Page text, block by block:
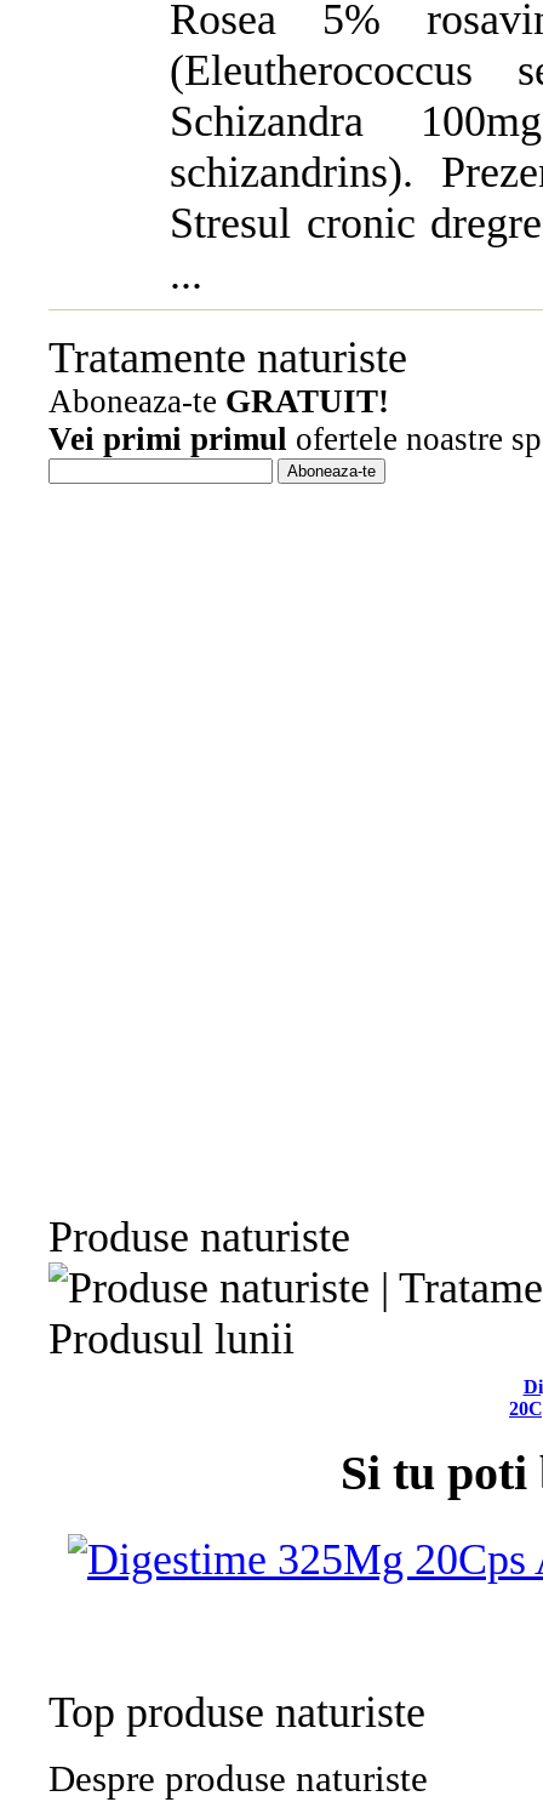
Rosea 5%
(Eleutherococcus
Schizandra
schizandrins).
Stresul cronic
...
Tratamente naturiste
Aboneaza-te GRATUIT!
Vei primi primul ofertele noastre
Produse naturiste
Produsul lunii
Si tu poti
Top produse naturiste
Despre produse naturiste